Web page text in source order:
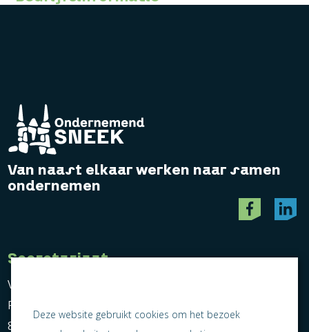
Van naast elkaar werken naar samen
ondernemen
Secretariaat
Vereniging Ondernemend Sneek
Postbus 464
8600 AL Sneek
Deze website gebruikt cookies om het bezoek